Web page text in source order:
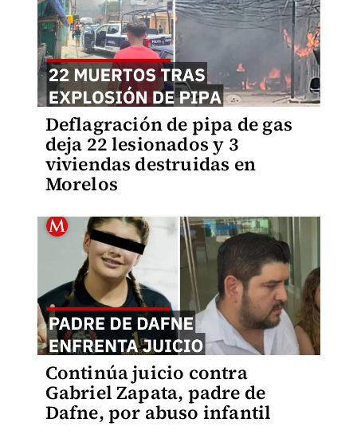
Deflagración de pipa de gas
deja 22 lesionados y 3
viviendas destruidas en
Morelos
Continúa juicio contra
Gabriel Zapata, padre de
Dafne, por abuso infantil